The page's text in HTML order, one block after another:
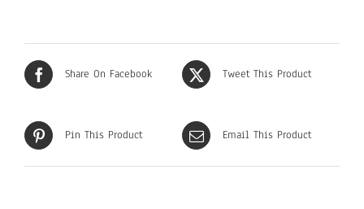
Share On Facebook Tweet This Product
Pin This Product Email This Product